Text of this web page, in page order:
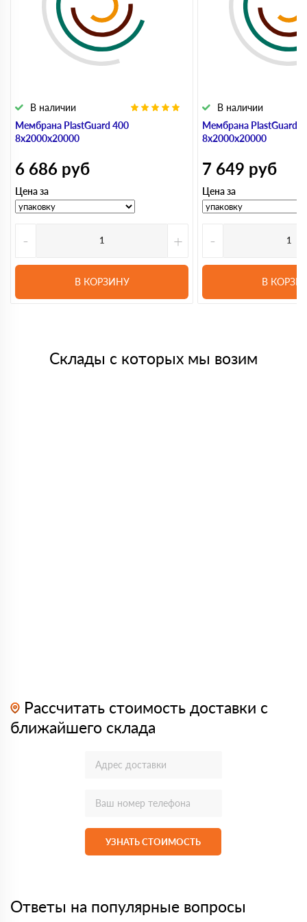
Мембрана PlastGuard 400
8х2000х20000
В наличии
6 686 руб
Цена за
- +
В КОРЗИНУ
Мембрана PlastGuard
8х2000х20000
В наличии
7 649 руб
Цена за
-
В
Склады с которых мы возим
Рассчитать стоимость доставки с
ближайшего склада
УЗНАТЬ СТОИМОСТЬ
Ответы на популярные вопросы